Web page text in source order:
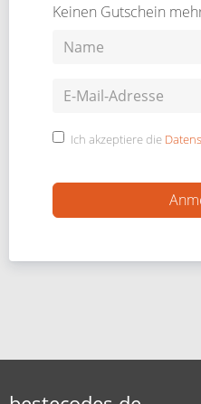
Keinen Gutschein
Ich akzeptiere die